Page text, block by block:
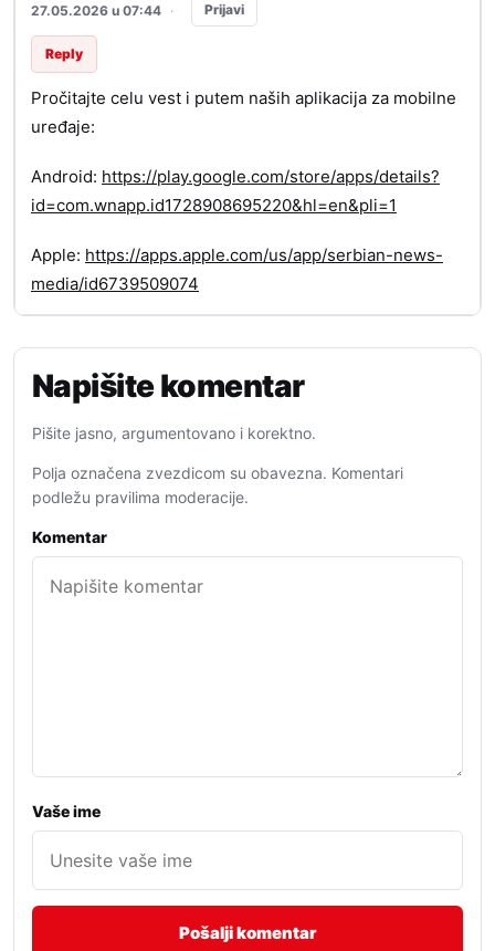
27.05.2026 u 07:44 · Prijavi
Reply
Pročitajte celu vest i putem naših aplikacija za mobilne
uređaje:
Android: https://play.google.com/store/apps/details?
id=com.wnapp.id1728908695220&hl=en&pli=1
Apple: https://apps.apple.com/us/app/serbian-news-
media/id6739509074
Napišite komentar
Pišite jasno, argumentovano i korektno.
Polja označena zvezdicom su obavezna. Komentari
podležu pravilima moderacije.
Komentar
Vaše ime